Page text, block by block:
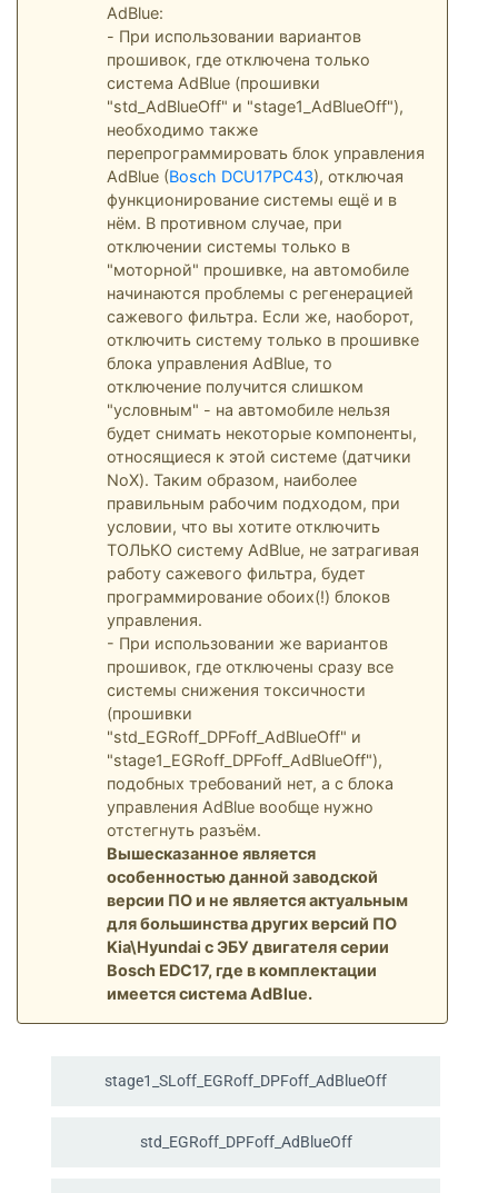
AdBlue:
- При использовании вариантов
прошивок, где отключена только
система AdBlue (прошивки
"std_AdBlueOff" и "stage1_AdBlueOff"),
необходимо также
перепрограммировать блок управления
AdBlue (Bosch DCU17PC43), отключая
функционирование системы ещё и в
нём. В противном случае, при
отключении системы только в
"моторной" прошивке, на автомобиле
начинаются проблемы с регенерацией
сажевого фильтра. Если же, наоборот,
отключить систему только в прошивке
блока управления AdBlue, то
отключение получится слишком
"условным" - на автомобиле нельзя
будет снимать некоторые компоненты,
относящиеся к этой системе (датчики
NoX). Таким образом, наиболее
правильным рабочим подходом, при
условии, что вы хотите отключить
ТОЛЬКО систему AdBlue, не затрагивая
работу сажевого фильтра, будет
программирование обоих(!) блоков
управления.
- При использовании же вариантов
прошивок, где отключены сразу все
системы снижения токсичности
(прошивки
"std_EGRoff_DPFoff_AdBlueOff" и
"stage1_EGRoff_DPFoff_AdBlueOff"),
подобных требований нет, а с блока
управления AdBlue вообще нужно
отстегнуть разъём.
Вышесказанное является
особенностью данной заводской
версии ПО и не является актуальным
для большинства других версий ПО
Kia\Hyundai с ЭБУ двигателя серии
Bosch EDC17, где в комплектации
имеется система AdBlue.
stage1_ SLoff_ EGRoff_ DPFoff_ AdBlueOff
std_ EGRoff_ DPFoff_ AdBlueOff